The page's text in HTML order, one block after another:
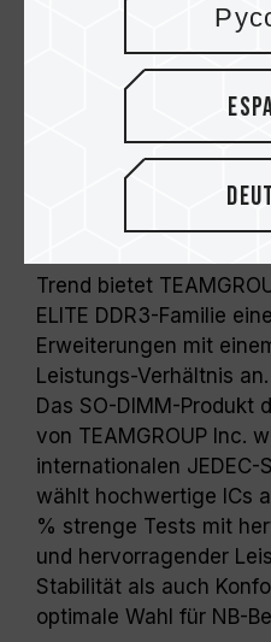
Die Einführung
hält immer
aktuellen
Notebook-
beliebter, sei es im
aber auch im
Trend bietet
ELITE DDR3-Familie
Erweiterungen mit
Leistungs-Verhältnis an.
Das SO-DIMM-Produkt
von TEAMGROUP Inc.
internationalen
wählt hochwertige ICs
% strenge Tests mit
und hervorragender
Stabilität als auch
optimale Wahl für NB-